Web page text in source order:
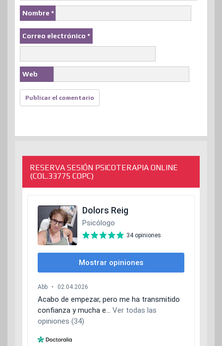
Nombre *
Correo electrónico *
Web
RESERVA SESIÓN PSICOTERAPIA ONLINE
(COL.33775 COPC)